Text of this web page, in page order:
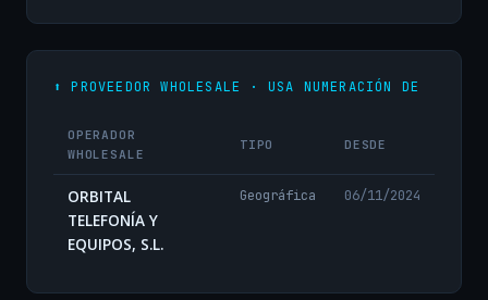
⬆️ PROVEEDOR WHOLESALE · USA NUMERACIÓN DE
OPERADOR
WHOLESALE
TIPO DESDE
ORBITAL
TELEFONÍA Y
EQUIPOS, S.L.
Geográfica 06/11/2024